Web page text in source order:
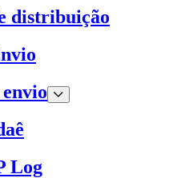
distribuição
Log